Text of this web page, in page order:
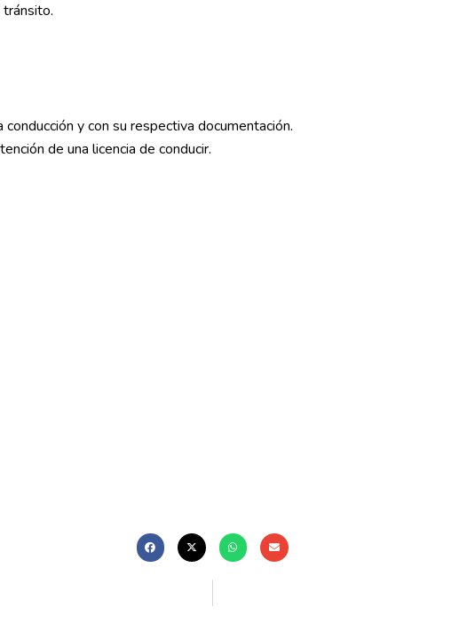
y con su respectiva documentación.
de una licencia de conducir.